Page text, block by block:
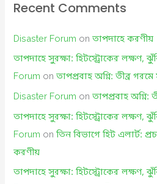
Recent Comments
Disaster Forum onতাপদাহে করণীয়
তাপদাহে সুরক্ষা: হিটস্ট্রোকের লক্ষণ,
Forum onতাপপ্রবাহ অগ্নি: তীব্র
Disaster Forum onতাপপ্রবাহ অগ্নি:
তাপদাহে সুরক্ষা: হিটস্ট্রোকের লক্ষণ,
Forum onতিন বিভাগে হিট এলার্ট:
করণীয়
তাপদাহে সুরক্ষা: হিটস্ট্রোকের লক্ষণ,